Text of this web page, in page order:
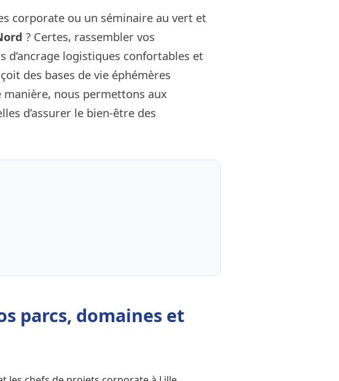
corporate ou un séminaire au vert et
? Certes, rassembler vos
d’ancrage logistiques confortables et
des bases de vie éphémères
nous permettons aux
d’assurer le bien-être des
parcs, domaines et